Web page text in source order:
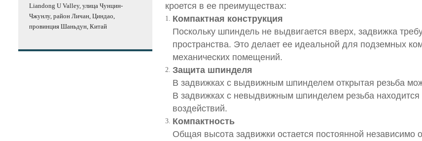
Liandong U Valley, улица Чунцин-
Чжунлу, район Личан, Циндао,
провинция Шаньдун, Китай
кроется в ее преимуществах:
Компактная конструкция
Поскольку шпиндель не выдвигается вверх, задвижка
пространства. Это делает ее идеальной для подземных
механических помещений.
Защита шпинделя
В задвижках с выдвижным шпинделем открытая резьба
В задвижках с невыдвижным шпинделем резьба
воздействий.
Компактность
Общая высота задвижки остается постоянной независимо